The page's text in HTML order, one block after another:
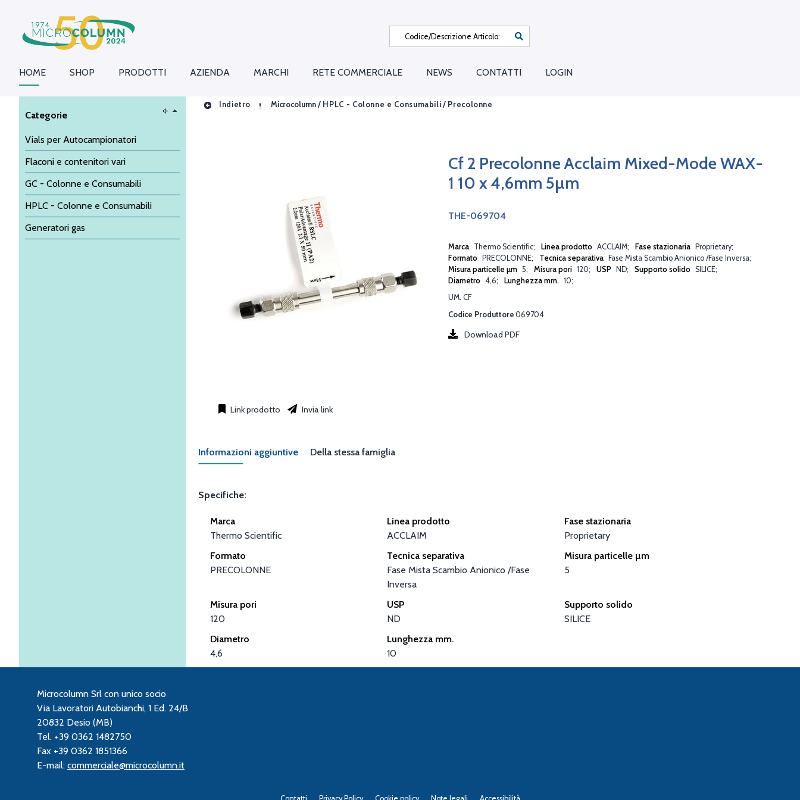
HOME SHOP PRODOTTI AZIENDA MARCHI RETE COMMERCIALE NEWS CONTATTI LOGIN
Categorie
Vials per Autocampionatori
Flaconi e contenitori vari
GC - Colonne e Consumabili
HPLC - Colonne e Consumabili
Generatori gas
Indietro Microcolumn / HPLC - Colonne e Consumabili / Precolonne
Cf 2 Precolonne Acclaim Mixed-Mode WAX-
1 10 x 4,6mm 5µm
THE-069704
Marca Thermo Scientific Linea prodotto ACCLAIM Fase stazionaria
Proprietary
Formato
PRECOLONNE Tecnica separativa
Fase Mista Scambio Anionico /Fase Inversa
Misura particelle µm 5 Misura pori 120 USP ND Supporto solido SILICE
Diametro 4,6 Lunghezza mm. 10
UM. CF
Download PDF
Codice Produttore 069704
Link prodotto Invia link
Informazioni aggiuntive Della stessa famiglia
Specifiche:
Marca
Thermo Scientific
Linea prodotto
ACCLAIM
Fase stazionaria
Proprietary
Formato
PRECOLONNE
Tecnica separativa
Fase Mista Scambio Anionico /Fase
Inversa
Misura particelle µm
5
Misura pori
120
USP
ND
Supporto solido
SILICE
Diametro
4,6
Lunghezza mm.
10
Microcolumn Srl con unico socio
Via Lavoratori Autobianchi, 1 Ed. 24/B
20832 Desio (MB)
Tel. +39 0362 1482750
Fax +39 0362 1851366
E-mail: commerciale@microcolumn.it